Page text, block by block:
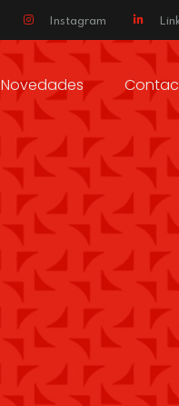
Instagram
Novedades